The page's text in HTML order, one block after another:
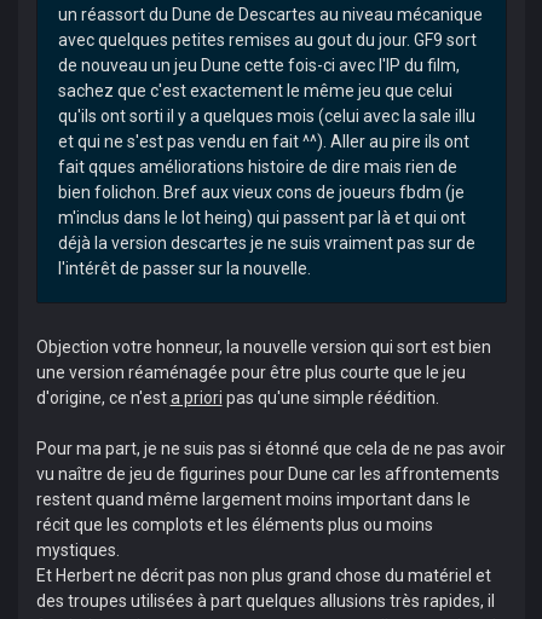
un réassort du Dune de Descartes au niveau mécanique
avec quelques petites remises au gout du jour. GF9 sort
de nouveau un jeu Dune cette fois-ci avec l'IP du film,
sachez que c'est exactement le même jeu que celui
qu'ils ont sorti il y a quelques mois (celui avec la sale illu
et qui ne s'est pas vendu en fait ^^). Aller au pire ils ont
fait qques améliorations histoire de dire mais rien de
bien folichon. Bref aux vieux cons de joueurs fbdm (je
m'inclus dans le lot heing) qui passent par là et qui ont
déjà la version descartes je ne suis vraiment pas sur de
l'intérêt de passer sur la nouvelle.
Objection votre honneur, la nouvelle version qui sort est bien
une version réaménagée pour être plus courte que le jeu
d'origine, ce n'esta priori pas qu'une simple réédition.
Pour ma part, je ne suis pas si étonné que cela de ne pas avoir
vu naître de jeu de figurines pour Dune car les affrontements
restent quand même largement moins important dans le
récit que les complots et les éléments plus ou moins
mystiques.
Et Herbert ne décrit pas non plus grand chose du matériel et
des troupes utilisées à part quelques allusions très rapides, il